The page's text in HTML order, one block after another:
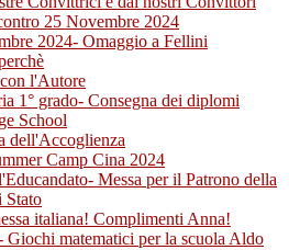
25 Novembre 2024
2024- Omaggio a Fellini
l'Autore
1° grado- Consegna dei diplomi
School
dell'Accoglienza
Camp Cina 2024
Messa per il Patrono della
Stato
italiana! Complimenti Anna!
Giochi matematici per la scuola Aldo